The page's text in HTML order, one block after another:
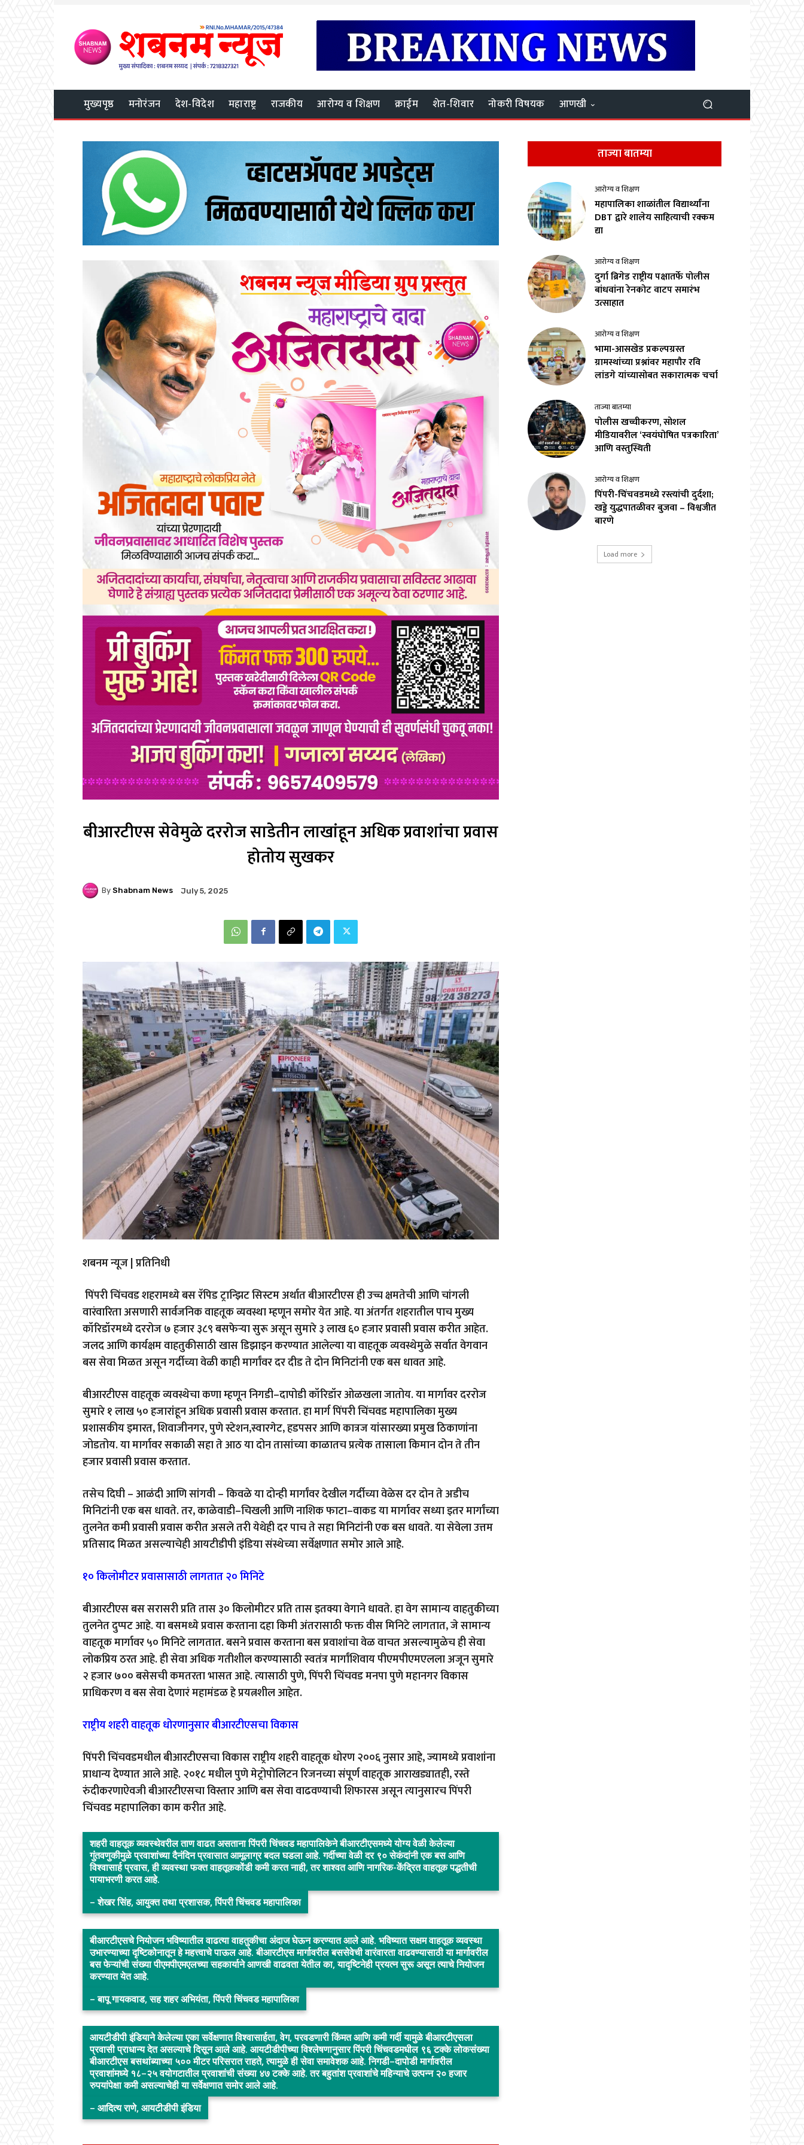
मुख्यपृष्ठ मनोरंजन देश-विदेश महाराष्ट्र राजकीय आरोग्य व शिक्षण क्राईम शेत-शिवार नोकरी विषयक आणखी
बीआरटीएस सेवेमुळे दररोज साडेतीन लाखांहून अधिक प्रवाशांचा प्रवास
होतोय सुखकर
By Shabnam News July 5, 2025
शबनम न्यूज | प्रतिनिधी
पिंपरी चिंचवड शहरामध्ये बस रॅपिड ट्रान्झिट सिस्टम अर्थात बीआरटीएस ही उच्च क्षमतेची आणि चांगली
वारंवारिता असणारी सार्वजनिक वाहतूक व्यवस्था म्हणून समोर येत आहे. या अंतर्गत शहरातील पाच मुख्य
कॉरिडॉरमध्ये दररोज ७ हजार ३८९ बसफेऱ्या सुरू असून सुमारे ३ लाख ६० हजार प्रवासी प्रवास करीत आहेत.
जलद आणि कार्यक्षम वाहतुकीसाठी खास डिझाइन करण्यात आलेल्या या वाहतूक व्यवस्थेमुळे सर्वात वेगवान
बस सेवा मिळत असून गर्दीच्या वेळी काही मार्गांवर दर दीड ते दोन मिनिटांनी एक बस धावत आहे.
बीआरटीएस वाहतूक व्यवस्थेचा कणा म्हणून निगडी–दापोडी कॉरिडॉर ओळखला जातोय. या मार्गावर दररोज
सुमारे १ लाख ५० हजारांहून अधिक प्रवासी प्रवास करतात. हा मार्ग पिंपरी चिंचवड महापालिका मुख्य
प्रशासकीय इमारत, शिवाजीनगर, पुणे स्टेशन,स्वारगेट, हडपसर आणि कात्रज यांसारख्या प्रमुख ठिकाणांना
जोडतोय. या मार्गावर सकाळी सहा ते आठ या दोन तासांच्या काळातच प्रत्येक तासाला किमान दोन ते तीन
हजार प्रवासी प्रवास करतात.
तसेच दिघी – आळंदी आणि सांगवी – किवळे या दोन्ही मार्गांवर देखील गर्दीच्या वेळेस दर दोन ते अडीच
मिनिटांनी एक बस धावते. तर, काळेवाडी–चिखली आणि नाशिक फाटा–वाकड या मार्गावर सध्या इतर मार्गांच्या
तुलनेत कमी प्रवासी प्रवास करीत असले तरी येथेही दर पाच ते सहा मिनिटांनी एक बस धावते. या सेवेला उत्तम
प्रतिसाद मिळत असल्याचेही आयटीडीपी इंडिया संस्थेच्या सर्वेक्षणात समोर आले आहे.
१० किलोमीटर प्रवासासाठी लागतात २० मिनिटे
बीआरटीएस बस सरासरी प्रति तास ३० किलोमीटर प्रति तास इतक्या वेगाने धावते. हा वेग सामान्य वाहतुकीच्या
तुलनेत दुप्पट आहे. या बसमध्ये प्रवास करताना दहा किमी अंतरासाठी फक्त वीस मिनिटे लागतात, जे सामान्य
वाहतूक मार्गावर ५० मिनिटे लागतात. बसने प्रवास करताना बस प्रवाशांचा वेळ वाचत असल्यामुळेच ही सेवा
लोकप्रिय ठरत आहे. ही सेवा अधिक गतीशील करण्यासाठी स्वतंत्र मार्गांशिवाय पीएमपीएमएलला अजून सुमारे
२ हजार ७०० बसेसची कमतरता भासत आहे. त्यासाठी पुणे, पिंपरी चिंचवड मनपा पुणे महानगर विकास
प्राधिकरण व बस सेवा देणारं महामंडळ हे प्रयत्नशील आहेत.
राष्ट्रीय शहरी वाहतूक धोरणानुसार बीआरटीएसचा विकास
पिंपरी चिंचवडमधील बीआरटीएसचा विकास राष्ट्रीय शहरी वाहतूक धोरण २००६ नुसार आहे, ज्यामध्ये प्रवाशांना
प्राधान्य देण्यात आले आहे. २०१८ मधील पुणे मेट्रोपोलिटन रिजनच्या संपूर्ण वाहतूक आराखड्यातही, रस्ते
रुंदीकरणाऐवजी बीआरटीएसचा विस्तार आणि बस सेवा वाढवण्याची शिफारस असून त्यानुसारच पिंपरी
चिंचवड महापालिका काम करीत आहे.
शहरी वाहतूक व्यवस्थेवरील ताण वाढत असताना पिंपरी चिंचवड महापालिकेने बीआरटीएसमध्ये योग्य वेळी केलेल्या
गुंतवणुकीमुळे प्रवाशांच्या दैनंदिन प्रवासात आमूलाग्र बदल घडला आहे. गर्दीच्या वेळी दर ९० सेकंदांनी एक बस आणि
विश्वासार्ह प्रवास, ही व्यवस्था फक्त वाहतूककोंडी कमी करत नाही, तर शाश्वत आणि नागरिक-केंद्रित वाहतूक पद्धतीची
पायाभरणी करत आहे.
– शेखर सिंह, आयुक्त तथा प्रशासक, पिंपरी चिंचवड महापालिका
बीआरटीएसचे नियोजन भविष्यातील वाढत्या वाहतुकीचा अंदाज घेऊन करण्यात आले आहे. भविष्यात सक्षम वाहतूक व्यवस्था
उभारण्याच्या दृष्टिकोनातून हे महत्त्वाचे पाऊल आहे. बीआरटीएस मार्गावरील बससेवेची वारंवारता वाढवण्यासाठी या मार्गावरील
बस फेऱ्यांची संख्या पीएमपीएमएलच्या सहकार्याने आणखी वाढवता येतील का, यादृष्टिनेही प्रयत्न सुरू असून त्याचे नियोजन
करण्यात येत आहे.
– बापू गायकवाड, सह शहर अभियंता, पिंपरी चिंचवड महापालिका
आयटीडीपी इंडियाने केलेल्या एका सर्वेक्षणात विश्वासार्हता, वेग, परवडणारी किंमत आणि कमी गर्दी यामुळे बीआरटीएसला
प्रवासी प्राधान्य देत असल्याचे दिसून आले आहे. आयटीडीपीच्या विश्लेषणानुसार पिंपरी चिंचवडमधील ९६ टक्के लोकसंख्या
बीआरटीएस बसथांब्याच्या ५०० मीटर परिसरात राहते, त्यामुळे ही सेवा समावेशक आहे. निगडी–दापोडी मार्गावरील
प्रवाशांमध्ये १८–२५ वयोगटातील प्रवाशांची संख्या ४७ टक्के आहे. तर बहुतांश प्रवाशांचे महिन्याचे उत्पन्न २० हजार
रुपयांपेक्षा कमी असल्याचेही या सर्वेक्षणात समोर आले आहे.
– आदित्य राणे, आयटीडीपी इंडिया
ताज्या बातम्या
आरोग्य व शिक्षण
महापालिका शाळांतील विद्यार्थ्यांना
DBT द्वारे शालेय साहित्याची रक्कम
द्या
आरोग्य व शिक्षण
दुर्गा ब्रिगेड राष्ट्रीय पक्षातर्फे पोलीस
बांधवांना रेनकोट वाटप समारंभ
उत्साहात
आरोग्य व शिक्षण
भामा-आसखेड प्रकल्पग्रस्त
ग्रामस्थांच्या प्रश्नांवर महापौर रवि
लांडगे यांच्यासोबत सकारात्मक चर्चा
ताज्या बातम्या
पोलीस खच्चीकरण, सोशल
मीडियावरील ‘स्वयंघोषित पत्रकारिता’
आणि वस्तुस्थिती
आरोग्य व शिक्षण
पिंपरी-चिंचवडमध्ये रस्त्यांची दुर्दशा;
खड्डे युद्धपातळीवर बुजवा – विश्वजीत
बारणे
Load more